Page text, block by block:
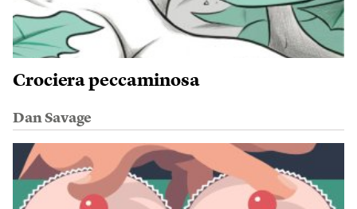
Crociera peccaminosa
Dan Savage